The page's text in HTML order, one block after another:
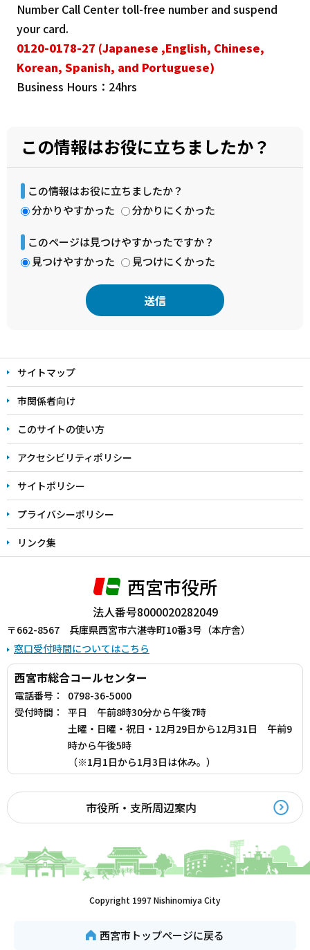
Number Call Center toll-free number and suspend
your card.
0120-0178-27 (Japanese ,English, Chinese,
Korean, Spanish, and Portuguese)
Business Hours：24hrs
この情報はお役に立ちましたか？
この情報はお役に立ちましたか？
分かりやすかった
分かりにくかった
このページは見つけやすかったですか？
見つけやすかった
見つけにくかった
文
こ
こ
ま
で
サイトマップ
市関係者向け
このサイトの使い方
アクセシビリティポリシー
サイトポリシー
プライバシーポリシー
リンク集
西宮市役所
法人番号8000020282049
〒662-8567 兵庫県西宮市六湛寺町10番3号（本庁舎）
窓口受付時間についてはこちら
西宮市総合コールセンター
電話番号：
0798-36-5000
受付時間：
平日 午前8時30分から午後7時
土曜・日曜・祝日・12月29日から12月31日 午前9
時から午後5時
（※1月1日から1月3日は休み。）
市役所・支所周辺案内
Copyright 1997 Nishinomiya City
西宮市トップページに戻る